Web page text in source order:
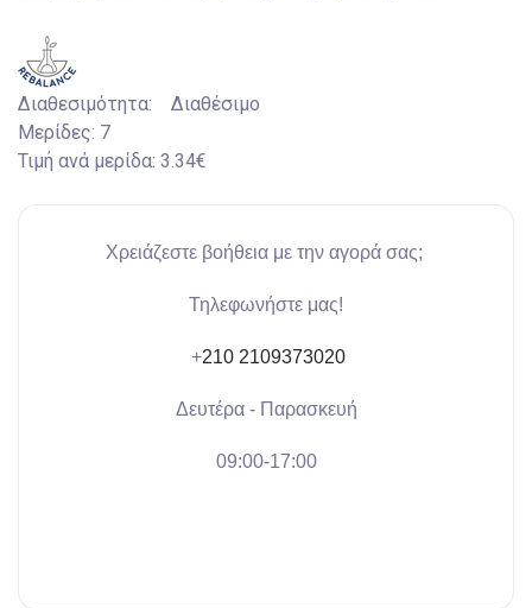
Διαθεσιμότητα:
Διαθέσιμο
Μερίδες: 7
Τιμή ανά μερίδα: 3.34€
Χρειάζεστε βοήθεια με την αγορά σας;
Τηλεφωνήστε μας!
+210 2109373020
Δευτέρα - Παρασκευή
09:00-17:00